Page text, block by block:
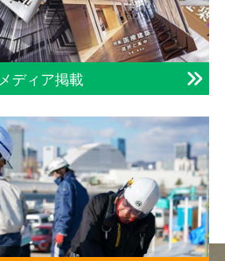
メディア掲載